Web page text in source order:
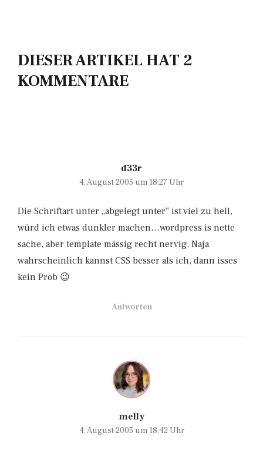
DIESER ARTIKEL HAT 2
KOMMENTARE
d33r
4. August 2005 um 18:27 Uhr
Die Schriftart unter „abgelegt unter“ ist viel zu hell,
würd ich etwas dunkler machen…wordpress is nette
sache, aber template mässig recht nervig. Naja
wahrscheinlich kannst CSS besser als ich, dann isses
kein Prob 😉
Antworten
melly
4. August 2005 um 18:42 Uhr